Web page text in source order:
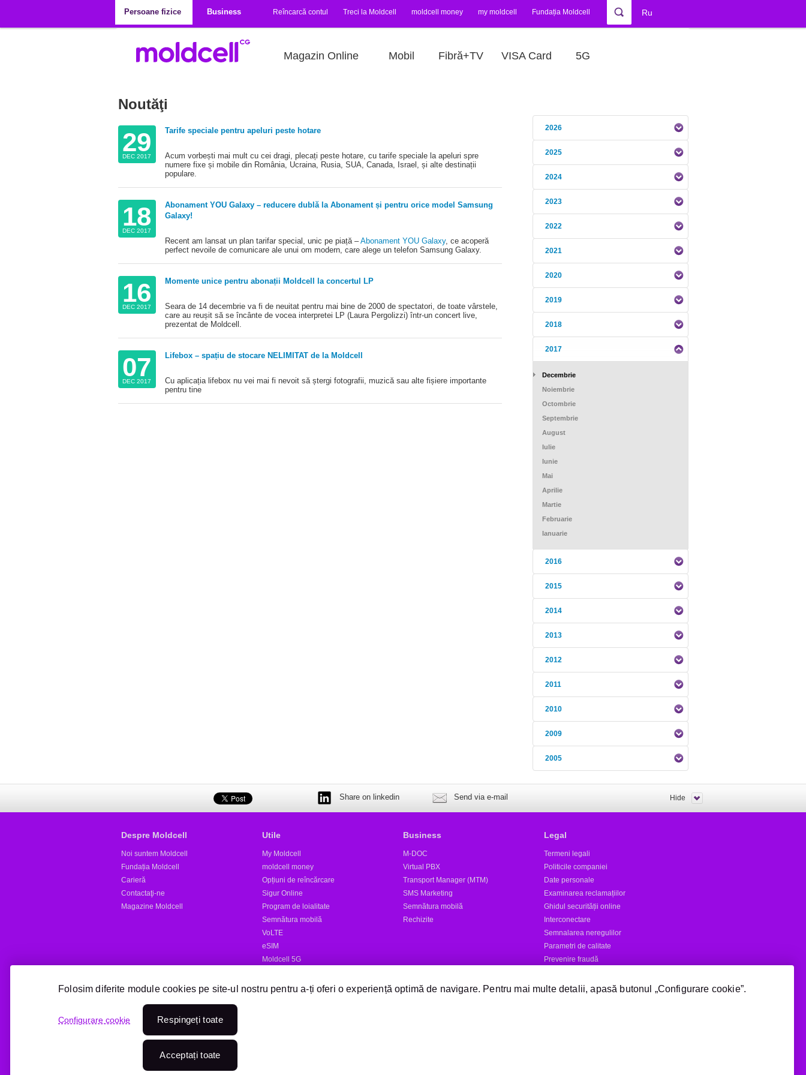
Persoane fizice
Business Reîncarcă contul Treci la Moldcell moldcell money my moldcell Fundația Moldcell Ru
Magazin Online Mobil Fibră+TV VISA Card 5G
Noutăţi
29
DEC 2017
Tarife speciale pentru apeluri peste hotare
Acum vorbești mai mult cu cei dragi, plecați peste hotare, cu tarife speciale la apeluri spre
numere fixe și mobile din România, Ucraina, Rusia, SUA, Canada, Israel, și alte destinații
populare.
18
DEC 2017
Abonament YOU Galaxy – reducere dublă la Abonament și pentru orice model Samsung
Galaxy!
Recent am lansat un plan tarifar special, unic pe piață –Abonament YOU Galaxy, ce acoperă
perfect nevoile de comunicare ale unui om modern, care alege un telefon Samsung Galaxy.
16
DEC 2017
Momente unice pentru abonații Moldcell la concertul LP
Seara de 14 decembrie va fi de neuitat pentru mai bine de 2000 de spectatori, de toate vârstele,
care au reușit să se încânte de vocea interpretei LP (Laura Pergolizzi) într-un concert live,
prezentat de Moldcell.
07
DEC 2017
Lifebox – spațiu de stocare NELIMITAT de la Moldcell
Cu aplicația lifebox nu vei mai fi nevoit să ștergi fotografii, muzică sau alte fișiere importante
pentru tine
2026
2025
2024
2023
2022
2021
2020
2019
2018
2017
Decembrie
Noiembrie
Octombrie
Septembrie
August
Iulie
Iunie
Mai
Aprilie
Martie
Februarie
Ianuarie
2016
2015
2014
2013
2012
2011
2010
2009
2005
Share on linkedin Send via e-mail Hide
Despre Moldcell
Noi suntem Moldcell
Fundația Moldcell
Carieră
Contactaţi-ne
Magazine Moldcell
Utile
My Moldcell
moldcell money
Opțiuni de reîncărcare
Sigur Online
Program de loialitate
Semnătura mobilă
VoLTE
eSIM
Moldcell 5G
Business
M-DOC
Virtual PBX
Transport Manager (MTM)
SMS Marketing
Semnătura mobilă
Rechizite
Legal
Termeni legali
Politicile companiei
Date personale
Examinarea reclamațiilor
Ghidul securității online
Interconectare
Semnalarea neregulilor
Parametri de calitate
Prevenire fraudă
Reîncărcare online
Folosim diferite module cookies pe site-ul nostru pentru a-ți oferi o experiență optimă de navigare. Pentru mai multe detalii, apasă butonul „Configurare cookie”.
Configurare cookie Respingeți toate
Acceptați toate